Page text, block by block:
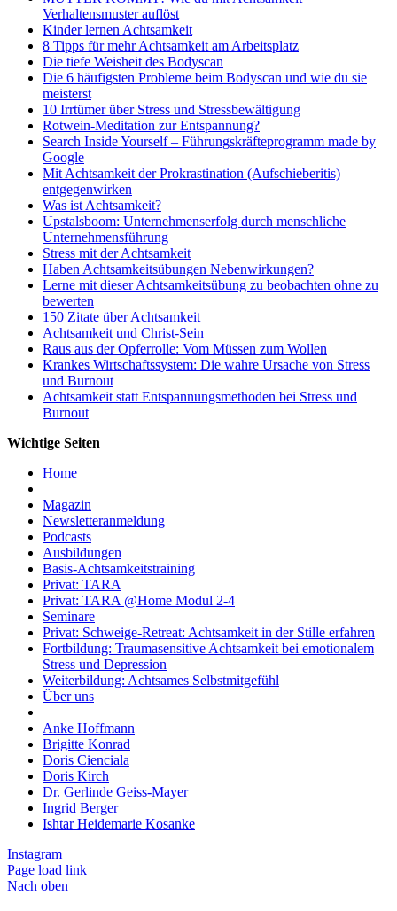
Verhaltensmuster auflöst
Kinder lernen Achtsamkeit
8 Tipps für mehr Achtsamkeit am Arbeitsplatz
Die tiefe Weisheit des Bodyscan
Die 6 häufigsten Probleme beim Bodyscan und wie du sie
meisterst
10 Irrtümer über Stress und Stressbewältigung
Rotwein-Meditation zur Entspannung?
Search Inside Yourself – Führungskräfteprogramm made by
Google
Mit Achtsamkeit der Prokrastination (Aufschieberitis)
entgegenwirken
Was ist Achtsamkeit?
Upstalsboom: Unternehmenserfolg durch menschliche
Unternehmensführung
Stress mit der Achtsamkeit
Haben Achtsamkeitsübungen Nebenwirkungen?
Lerne mit dieser Achtsamkeitsübung zu beobachten ohne zu
bewerten
150 Zitate über Achtsamkeit
Achtsamkeit und Christ-Sein
Raus aus der Opferrolle: Vom Müssen zum Wollen
Krankes Wirtschaftssystem: Die wahre Ursache von Stress
und Burnout
Achtsamkeit statt Entspannungsmethoden bei Stress und
Burnout
Wichtige Seiten
Home
Magazin
Newsletteranmeldung
Podcasts
Ausbildungen
Basis-Achtsamkeitstraining
Privat: TARA
Privat: TARA @Home Modul 2-4
Seminare
Privat: Schweige-Retreat: Achtsamkeit in der Stille erfahren
Fortbildung: Traumasensitive Achtsamkeit bei emotionalem
Stress und Depression
Weiterbildung: Achtsames Selbstmitgefühl
Über uns
Anke Hoffmann
Brigitte Konrad
Doris Cienciala
Doris Kirch
Dr. Gerlinde Geiss-Mayer
Ingrid Berger
Ishtar Heidemarie Kosanke
Instagram
Page load link
Nach oben